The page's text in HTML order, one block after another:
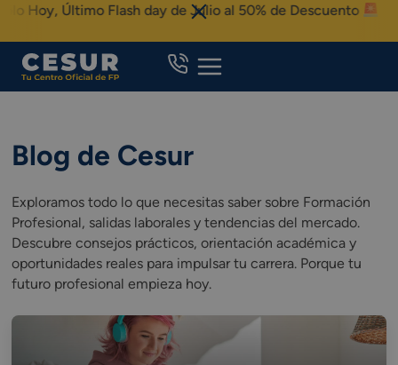
Skip
content
Flash day de Julio al 50% de Descuento
Blog de Cesur
Exploramos todo lo que necesitas saber sobre Formación
Profesional, salidas laborales y tendencias del mercado.
Descubre consejos prácticos, orientación académica y
oportunidades reales para impulsar tu carrera. Porque tu
futuro profesional empieza hoy.